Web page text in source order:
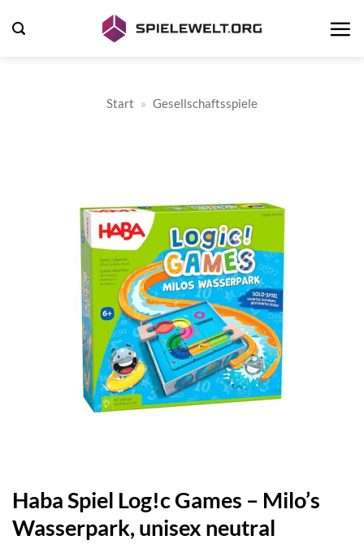
Inhalt
Start » Gesellschaftsspiele
Haba Spiel Log!c Games – Milo’s
Wasserpark, unisex neutral